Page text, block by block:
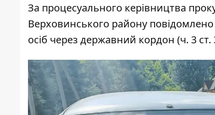
За процесуального керівництва
Верховинського району повідомлено
осіб через державний кордон (ч. 3 ст.